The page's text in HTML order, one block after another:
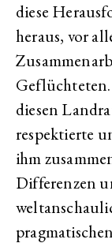
diese
heraus, vor
diesen
respektierte
ihm
Differenzen